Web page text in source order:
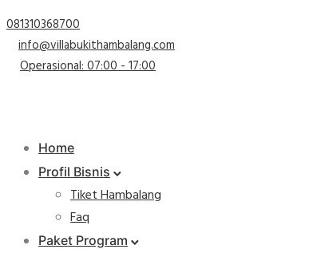
081310368700
info@villabukithambalang.com
Operasional: 07:00 - 17:00
Home
Profil Bisnis
Tiket Hambalang
Faq
Paket Program